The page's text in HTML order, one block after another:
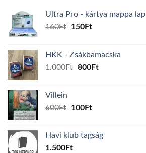
Ultra Pro - kártya mappa lap
160Ft
Original
160Ft.
150FtCurrent
150Ft.
HKK - Zsákbamacska
1.000Ft Original
800FtCurrent
Villein
600Ft
Original
600Ft.
100FtCurrent
100Ft.
Havi klub tagság
1.500Ft